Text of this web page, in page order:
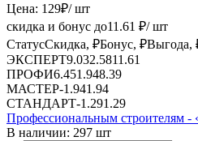
Цена: 129₽/ шт
скидка и бонус до11.61 ₽/ шт
СтатусСкидка, ₽Бонус, ₽Выгода,
ЭКСПЕРТ9.032.5811.61
ПРОФИ6.451.948.39
МАСТЕР-1.941.94
СТАНДАРТ-1.291.29
Профессиональным строителям -
В наличии: 297 шт